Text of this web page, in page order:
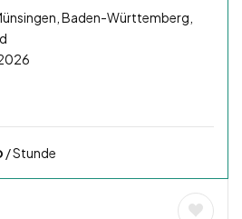
Baden-Württemberg,
/ Stunde